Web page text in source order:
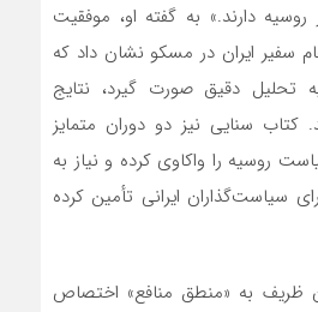
روسیه دارند.» به گفته او، موفقیت
سفیر ایران در مسکو نشان داد که
تحلیل دقیق صورت گیرد، نتایج
سنایی نیز دو دوران متمایز
روسیه را واکاوی کرده و نیاز به
سیاست‌گذاران ایرانی تأمین کرده
به «منطق منافع» اختصاص